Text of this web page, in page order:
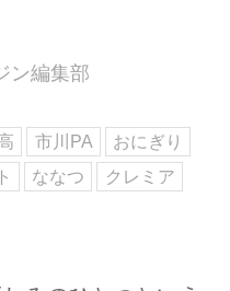
ン編集部
市川PA
おにぎり
ななつ
クレミア